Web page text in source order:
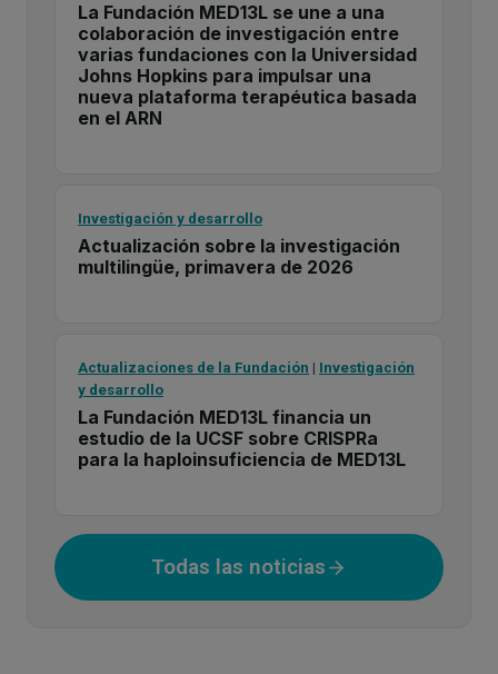
La Fundación MED13L se une a una
colaboración de investigación entre
varias fundaciones con la Universidad
Johns Hopkins para impulsar una
nueva plataforma terapéutica basada
en el ARN
Investigación y desarrollo
Actualización sobre la investigación
multilingüe, primavera de 2026
Actualizaciones de la Fundación | Investigación
y desarrollo
La Fundación MED13L financia un
estudio de la UCSF sobre CRISPRa
para la haploinsuficiencia de MED13L
Todas las noticias